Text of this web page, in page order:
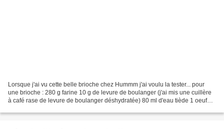
Lorsque j'ai vu cette belle brioche chez Hummm j'ai voulu la tester... pour
une brioche : 280 g farine 10 g de levure de boulanger (j'ai mis une cuillère
à café rase de levure de boulanger déshydratée) 80 ml d'eau tiède 1 oeuf